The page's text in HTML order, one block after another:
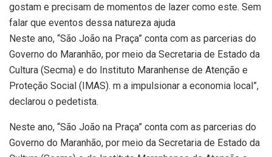
gostam e precisam de momentos de lazer como este. Sem
falar que eventos dessa natureza ajuda
Neste ano, “São João na Praça” conta com as parcerias do
Governo do Maranhão, por meio da Secretaria de Estado da
Cultura (Secma) e do Instituto Maranhense de Atenção e
Proteção Social (IMAS). m a impulsionar a economia local”,
declarou o pedetista.
Neste ano, “São João na Praça” conta com as parcerias do
Governo do Maranhão, por meio da Secretaria de Estado da